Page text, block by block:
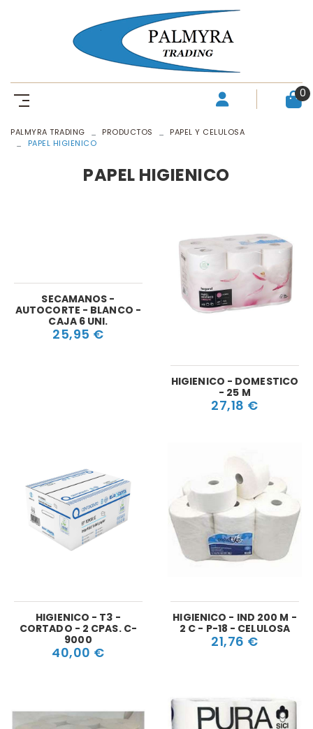
0
PALMYRA TRADING PRODUCTOS
PAPEL Y CELULOSA
PAPEL HIGIENICO
PAPEL HIGIENICO
SECAMANOS -
AUTOCORTE - BLANCO -
CAJA 6 UNI.
25,95 €
HIGIENICO - DOMESTICO
- 25 M
27,18 €
HIGIENICO - T3 -
CORTADO - 2 CPAS. C-
9000
40,00 €
HIGIENICO - IND 200 M -
2 C - P-18 - CELULOSA
21,76 €